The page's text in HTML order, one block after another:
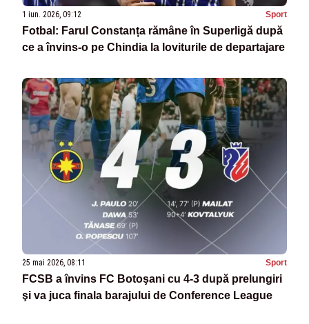
1 iun. 2026, 09:12 Sport
Fotbal: Farul Constanța rămâne în Superligă după
ce a învins-o pe Chindia la loviturile de departajare
25 mai 2026, 08:11 Sport
FCSB a învins FC Botoşani cu 4-3 după prelungiri
şi va juca finala barajului de Conference League